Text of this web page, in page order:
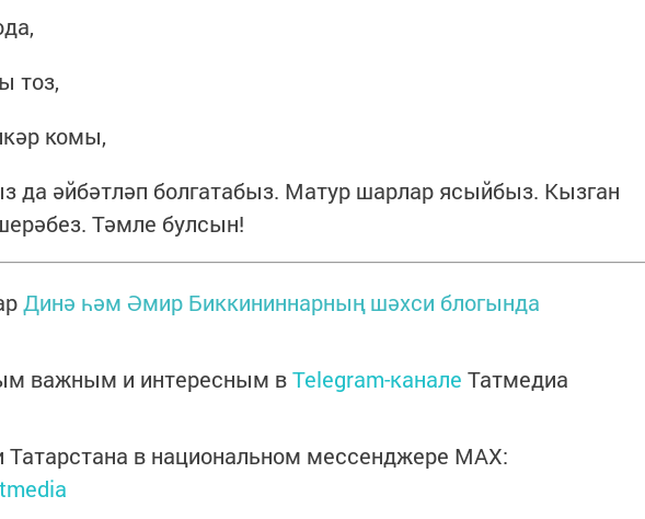
тоз,
комы,
да әйбәтләп болгатабыз. Матур шарлар ясыйбыз. Кызган
Тәмле булсын!
Динә һәм Әмир Биккининнарның шәхси блогында
важным и интересным вTelegram-канале Татмедиа
Татарстана в национальном мессенджере MАХ: